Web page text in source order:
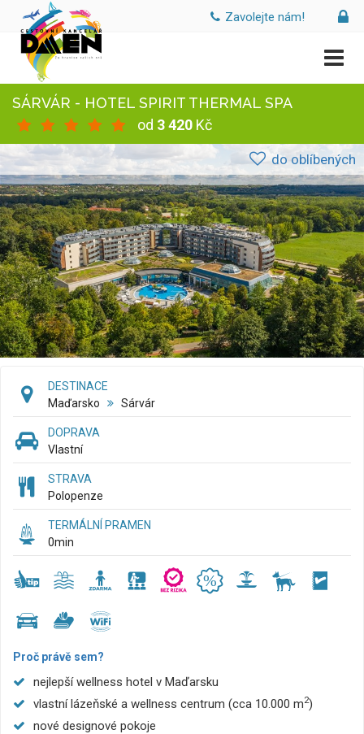
Zavolejte nám!
SÁRVÁR - HOTEL SPIRIT THERMAL SPA
od 3 420 Kč
do oblíbených
DESTINACE
Maďarsko
Sárvár
DOPRAVA
Vlastní
STRAVA
Polopenze
TERMÁLNÍ PRAMEN
0min
Proč právě sem?
nejlepší wellness hotel v Maďarsku
vlastní lázeňské a wellness centrum (cca 10.000 m2)
nové designové pokoje